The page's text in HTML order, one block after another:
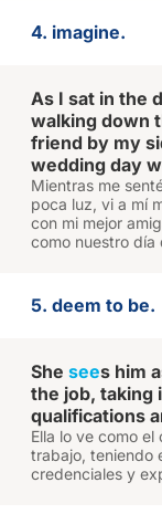
4. imagine.
As I sat in the
walking down
friend by my
wedding day
Mientras me
poca luz, vi a mí
con mi mejor
como nuestro día
5. deem to be.
She sees him
the job, taking
qualifications
Ella lo ve como
trabajo, teniendo
credenciales y